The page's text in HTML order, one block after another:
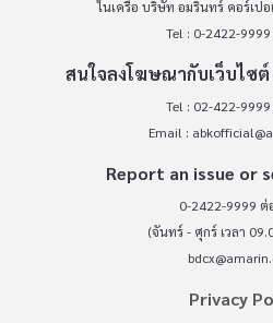
ในเครือ บริษัท อมรินทร์ คอร์เป
Tel : 0-2422-
สนใจลงโฆษณากับเว็บไซต์
Tel : 02-422-
Email :
Report an issue or
0-2422-9999 ต่
(จันทร์ - ศุกร์ เวลา
Privacy